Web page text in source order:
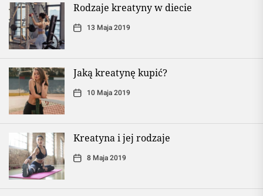
Rodzaje kreatyny w diecie
13 Maja 2019
Jaką kreatynę kupić?
10 Maja 2019
Kreatyna i jej rodzaje
8 Maja 2019